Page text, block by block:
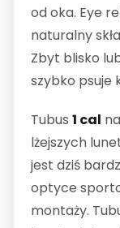
od oka. Eye
naturalny
Zbyt blisko
szybko psuje
Tubus 1 cal
lżejszych
jest dziś
optyce
montaży.